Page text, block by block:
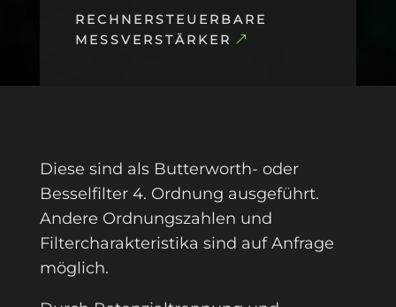
RECHNERSTEUERBARE
MESSVERSTÄRKER
Diese sind als Butterworth- oder
Besselfilter 4. Ordnung ausgeführt.
Andere Ordnungszahlen und
Filtercharakteristika sind auf Anfrage
möglich.